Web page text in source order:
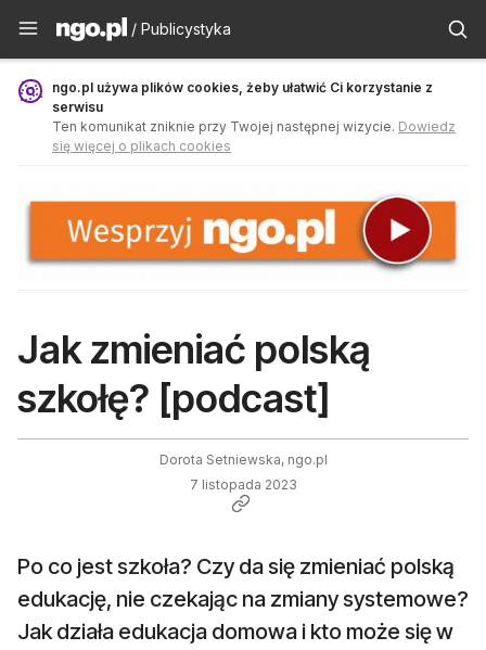
Publicystyka - ngo.pl
/ Publicystyka
ngo.pl używa plików cookies, żeby ułatwić Ci korzystanie z
serwisu
Ten komunikat zniknie przy Twojej następnej wizycie. Dowiedz
się więcej o plikach cookies
Jak zmieniać polską
szkołę? [podcast]
Dorota Setniewska, ngo.pl
7 listopada 2023
Po co jest szkoła? Czy da się zmieniać polską
edukację, nie czekając na zmiany systemowe?
Jak działa edukacja domowa i kto może się w